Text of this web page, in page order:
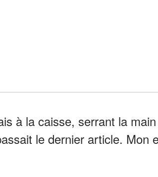
à la caisse, serrant la
le dernier article. Mon